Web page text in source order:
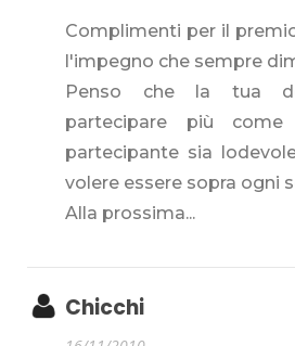
Complimenti per il
l'impegno che sempre
Penso che la tua
partecipare più
partecipante sia
volere essere sopra ogni
Alla prossima...
Chicchi